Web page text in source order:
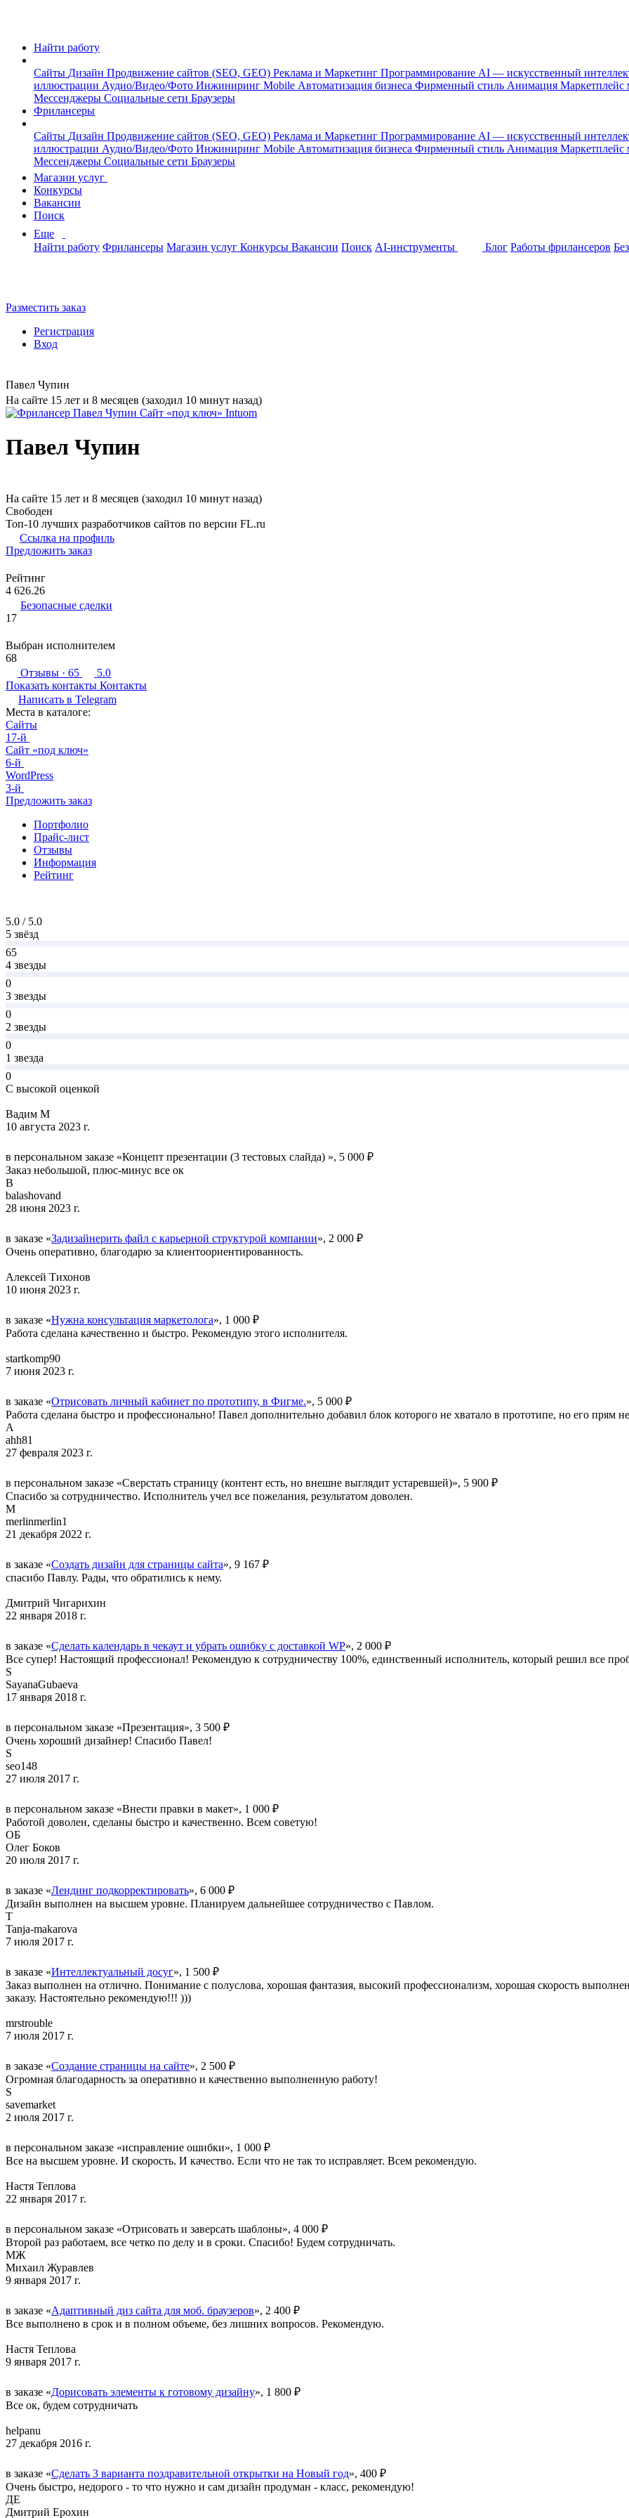
Найти работу
Сайты Дизайн Продвижение сайтов (SEO, GEO) Реклама и Маркетинг Программирование AI — искусственный
иллюстрации Аудио/Видео/Фото Инжиниринг Mobile Автоматизация бизнеса Фирменный стиль Анимация Маркетплейс
Мессенджеры Социальные сети Браузеры
Фрилансеры
Сайты Дизайн Продвижение сайтов (SEO, GEO) Реклама и Маркетинг Программирование AI — искусственный
иллюстрации Аудио/Видео/Фото Инжиниринг Mobile Автоматизация бизнеса Фирменный стиль Анимация Маркетплейс
Мессенджеры Социальные сети Браузеры
Магазин услуг
Конкурсы
Вакансии
Поиск
Еще
Найти работу Фрилансеры Магазин услуг Конкурсы Вакансии Поиск AI-инструменты Блог Работы фрилансеров
Разместить заказ
Регистрация
Вход
Павел Чупин
На сайте 15 лет и 8 месяцев (заходил 10 минут назад)
Павел Чупин
На сайте 15 лет и 8 месяцев (заходил 10 минут назад)
Свободен
Топ-10 лучших разработчиков сайтов по версии FL.ru
Ссылка на профиль
Предложить заказ
Рейтинг
4 626.26
Безопасные сделки
17
Выбран исполнителем
68
Отзывы · 65
5.0
Показать контакты Контакты
Написать в Telegram
Места в каталоге:
Сайты
17-й
Сайт «под ключ»
6-й
WordPress
3-й
Предложить заказ
Портфолио
Прайс-лист
Отзывы
Информация
Рейтинг
5.0 / 5.0
5 звёзд
65
4 звезды
0
3 звезды
0
2 звезды
0
1 звезда
0
С высокой оценкой
Вадим М
10 августа 2023 г.
в персональном заказе «Концепт презентации (3 тестовых слайда) », 5 000 ₽
Заказ небольшой, плюс-минус все ок
B
balashovand
28 июня 2023 г.
в заказе «Задизайнерить файл с карьерной структурой компании», 2 000 ₽
Очень оперативно, благодарю за клиентоориентированность.
Алексей Тихонов
10 июня 2023 г.
в заказе «Нужна консультация маркетолога», 1 000 ₽
Работа сделана качественно и быстро. Рекомендую этого исполнителя.
startkomp90
7 июня 2023 г.
в заказе «Отрисовать личный кабинет по прототипу, в Фигме.», 5 000 ₽
Работа сделана быстро и профессионально! Павел дополнительно добавил блок которого не хватало в прототипе, но его прям
A
ahh81
27 февраля 2023 г.
в персональном заказе «Сверстать страницу (контент есть, но внешне выглядит устаревшей)», 5 900 ₽
Спасибо за сотрудничество. Исполнитель учел все пожелания, результатом доволен.
M
merlinmerlin1
21 декабря 2022 г.
в заказе «Создать дизайн для страницы сайта», 9 167 ₽
спасибо Павлу. Рады, что обратились к нему.
Дмитрий Чигарихин
22 января 2018 г.
в заказе «Сделать календарь в чекаут и убрать ошибку с доставкой WP», 2 000 ₽
Все супер! Настоящий профессионал! Рекомендую к сотрудничеству 100%, единственный исполнитель, который решил все
S
SayanaGubaeva
17 января 2018 г.
в персональном заказе «Презентация», 3 500 ₽
Очень хороший дизайнер! Спасибо Павел!
S
seo148
27 июля 2017 г.
в персональном заказе «Внести правки в макет», 1 000 ₽
Работой доволен, сделаны быстро и качественно. Всем советую!
ОБ
Олег Боков
20 июля 2017 г.
в заказе «Лендинг подкорректировать», 6 000 ₽
Дизайн выполнен на высшем уровне. Планируем дальнейшее сотрудничество с Павлом.
T
Tanja-makarova
7 июля 2017 г.
в заказе «Интеллектуальный досуг», 1 500 ₽
Заказ выполнен на отлично. Понимание с полуслова, хорошая фантазия, высокий профессионализм, хорошая скорость
заказу. Настоятельно рекомендую!!! )))
mrstrouble
7 июля 2017 г.
в заказе «Создание страницы на сайте», 2 500 ₽
Огромная благодарность за оперативно и качественно выполненную работу!
S
savemarket
2 июля 2017 г.
в персональном заказе «исправление ошибки», 1 000 ₽
Все на высшем уровне. И скорость. И качество. Если что не так то исправляет. Всем рекомендую.
Настя Теплова
22 января 2017 г.
в персональном заказе «Отрисовать и заверсать шаблоны», 4 000 ₽
Второй раз работаем, все четко по делу и в сроки. Спасибо! Будем сотрудничать.
МЖ
Михаил Журавлев
9 января 2017 г.
в заказе «Адаптивный диз сайта для моб. браузеров», 2 400 ₽
Все выполнено в срок и в полном объеме, без лишних вопросов. Рекомендую.
Настя Теплова
9 января 2017 г.
в заказе «Дорисовать элементы к готовому дизайну», 1 800 ₽
Все ок, будем сотрудничать
helpanu
27 декабря 2016 г.
в заказе «Сделать 3 варианта поздравительной открытки на Новый год», 400 ₽
Очень быстро, недорого - то что нужно и сам дизайн продуман - класс, рекомендую!
ДЕ
Дмитрий Ерохин